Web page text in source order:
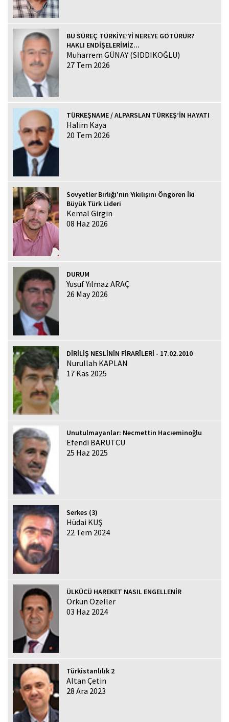
BU SÜREÇ TÜRKİYE’Yİ NEREYE GÖTÜRÜR?
HAKLI ENDİŞELERİMİZ...
Muharrem GÜNAY (SIDDIKOĞLU)
27 Tem 2026
TÜRKEŞNAME / ALPARSLAN TÜRKEŞ’İN HAYATI
Halim Kaya
20 Tem 2026
Sovyetler Birliği'nin Yıkılışını Öngören İki
Büyük Türk Lideri
Kemal Girgin
08 Haz 2026
DURUM
Yusuf Yılmaz ARAÇ
26 May 2026
DİRİLİŞ NESLİNİN FİRARÎLERİ - 17.02.2010
Nurullah KAPLAN
17 Kas 2025
Unutulmayanlar: Necmettin Hacıeminoğlu
Efendi BARUTCU
25 Haz 2025
Serkes (3)
Hüdai KUŞ
22 Tem 2024
ÜLKÜCÜ HAREKET NASIL ENGELLENİR
Orkun Özeller
03 Haz 2024
Türkistanlılık 2
Altan Çetin
28 Ara 2023